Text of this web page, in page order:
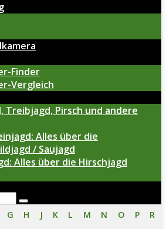
Finder
Vergleich
Treibjagd, Pirsch und andere
Alles über die
/ Saujagd
Alles über die Hirschjagd
G H J K L M N O P
R